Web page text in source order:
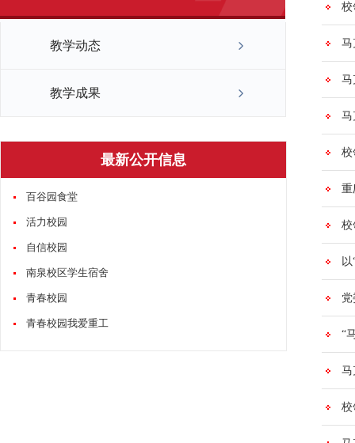
教学动态
教学成果
最新公开信息
百谷园食堂
活力校园
自信校园
南泉校区学生宿舍
青春校园
青春校园我爱重工
校
马
马
马
校
重
校
“
马
校